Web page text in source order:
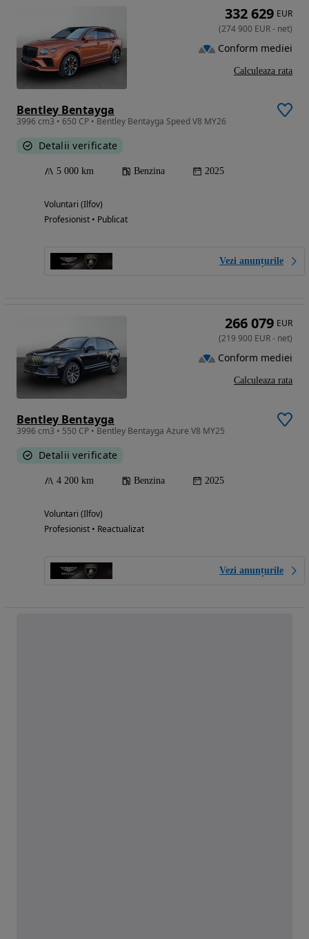
Bentley Bentayga
3996 cm3 • 650 CP • Bentley Bentayga Speed V8 MY26
Detalii verificate
5 000 km Benzina 2025
Voluntari (Ilfov)
Profesionist • Publicat
Vezi anunțurile
332 629 EUR
(274 900 EUR- net)
Conform mediei
Calculeaza rata
Bentley Bentayga
3996 cm3 • 550 CP • Bentley Bentayga Azure V8 MY25
Detalii verificate
4 200 km Benzina 2025
Voluntari (Ilfov)
Profesionist • Reactualizat
Vezi anunțurile
266 079 EUR
(219 900 EUR- net)
Conform mediei
Calculeaza rata